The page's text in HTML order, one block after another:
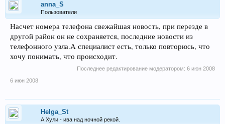
anna_S
Пользователи
Насчет номера телефона свежайшая новость, при перезде в
другой район он не сохраняется, последние новости из
телефонного узла.А специалист есть, только повторюсь, что
хочу понимать, что происходит.
Последнее редактирование модератором: 6 июн 2008
6 июн 2008
Helga_St
А Хули - ива над ночной рекой.